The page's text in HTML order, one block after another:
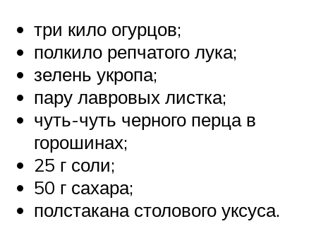
три кило огурцов;
полкило репчатого лука;
зелень укропа;
пару лавровых листка;
чуть-чуть черного перца в
горошинах;
25 г соли;
50 г сахара;
полстакана столового уксуса.